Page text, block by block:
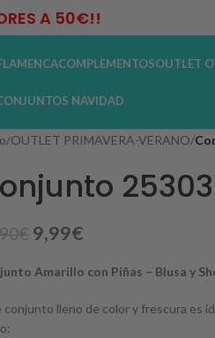
A 50€!!
COMPLEMENTOSOUTLET
NAVIDAD
/OUTLET PRIMAVERA-VERANO/
€ 9,99€
Amarillo con Piñas – Blusa y
conjunto lleno de color y frescura es